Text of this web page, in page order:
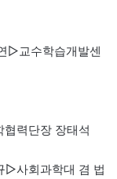
▷교수학습개발센
력단장 장태석
▷사회과학대 겸 법